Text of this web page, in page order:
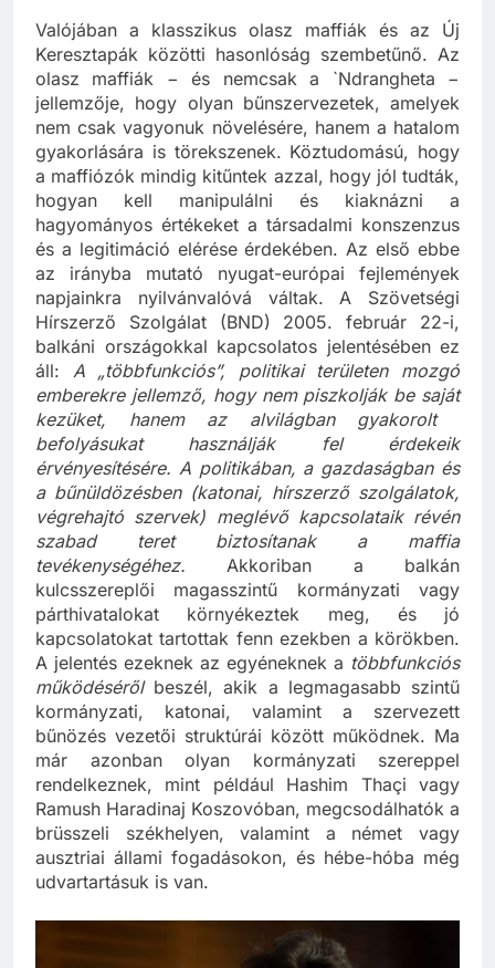
Valójában a klasszikus olasz maffiák és az Új
Keresztapák közötti hasonlóság szembetűnő. Az
olasz maffiák − és nemcsak a `Ndrangheta −
jellemzője, hogy olyan bűnszervezetek, amelyek
nem csak vagyonuk növelésére, hanem a hatalom
gyakorlására is törekszenek. Köztudomású, hogy
a maffiózók mindig kitűntek azzal, hogy jól tudták,
hogyan kell manipulálni és kiaknázni a
hagyományos értékeket a társadalmi konszenzus
és a legitimáció elérése érdekében. Az első ebbe
az irányba mutató nyugat-európai fejlemények
napjainkra nyilvánvalóvá váltak. A Szövetségi
Hírszerző Szolgálat (BND) 2005. február 22-i,
balkáni országokkal kapcsolatos jelentésében ez
áll:A „többfunkciós”, politikai területen mozgó
emberekre jellemző, hogy nem piszkolják be saját
kezüket, hanem az alvilágban gyakorolt ​​
befolyásukat használják fel érdekeik
érvényesítésére. A politikában, a gazdaságban és
a bűnüldözésben (katonai, hírszerző szolgálatok,
végrehajtó szervek) meglévő kapcsolataik révén
szabad teret biztosítanak a maffia
tevékenységéhez.Akkoriban a balkán
kulcsszereplői magasszintű kormányzati vagy
párthivatalokat környékeztek meg, és jó
kapcsolatokat tartottak fenn ezekben a körökben.
A jelentés ezeknek az egyéneknek atöbbfunkciós
működéséről
beszél, akik a legmagasabb szintű
kormányzati, katonai, valamint a szervezett
bűnözés vezetői struktúrái között működnek. Ma
már azonban olyan kormányzati szereppel
rendelkeznek, mint például Hashim Thaçi vagy
Ramush Haradinaj Koszovóban, megcsodálhatók a
brüsszeli székhelyen, valamint a német vagy
ausztriai állami fogadásokon, és hébe-hóba még